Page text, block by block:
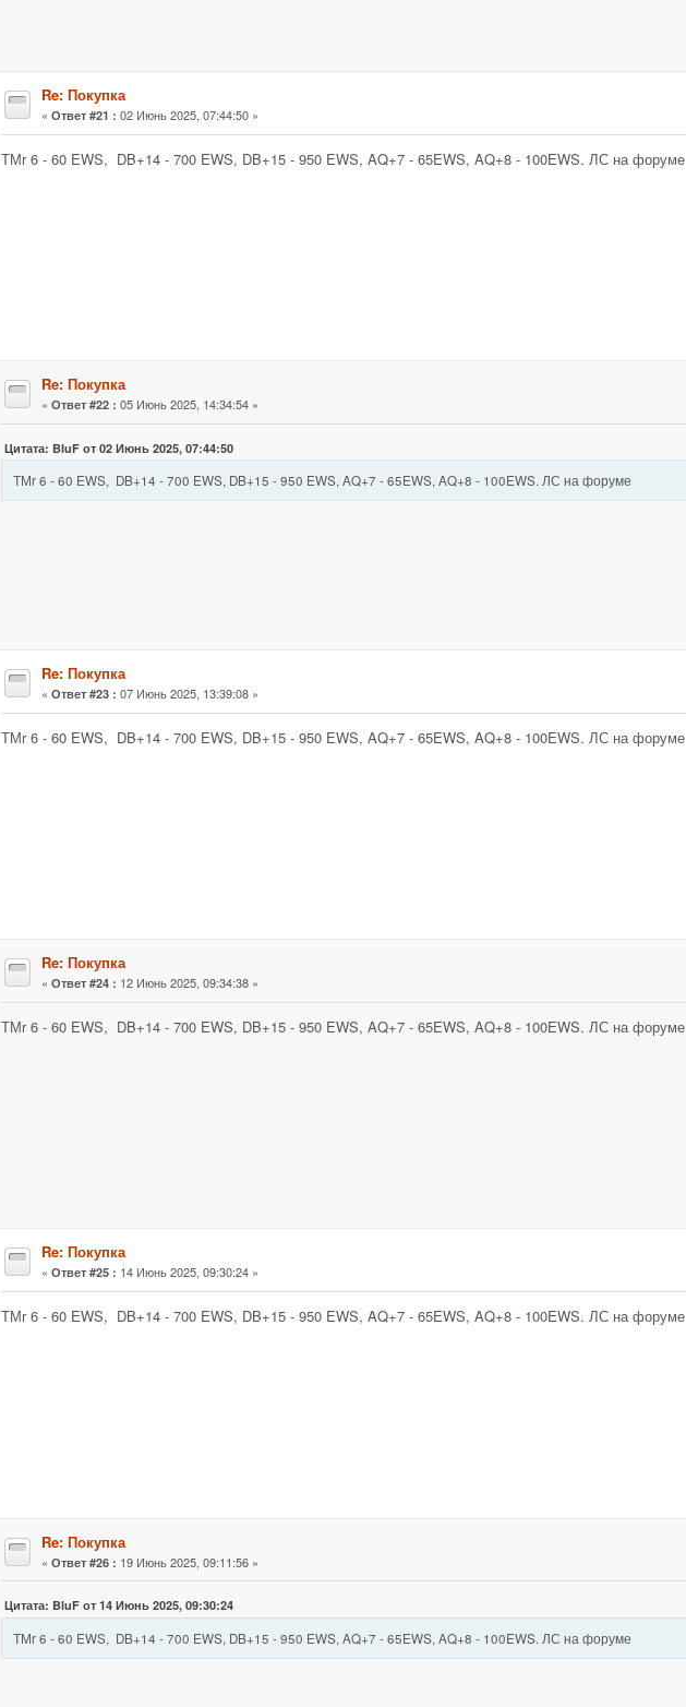
Re: Покупка
« Ответ #21 : 02 Июнь 2025, 07:44:50 »
ТМr 6 - 60 EWS, DB+14 - 700 EWS, DB+15 - 950 EWS, AQ+7 - 65EWS, AQ+8 - 100EWS. ЛС на форуме
Re: Покупка
« Ответ #22 : 05 Июнь 2025, 14:34:54 »
Цитата: BluF от 02 Июнь 2025, 07:44:50
ТМr 6 - 60 EWS, DB+14 - 700 EWS, DB+15 - 950 EWS, AQ+7 - 65EWS, AQ+8 - 100EWS. ЛС на форуме
Re: Покупка
« Ответ #23 : 07 Июнь 2025, 13:39:08 »
ТМr 6 - 60 EWS, DB+14 - 700 EWS, DB+15 - 950 EWS, AQ+7 - 65EWS, AQ+8 - 100EWS. ЛС на форуме
Re: Покупка
« Ответ #24 : 12 Июнь 2025, 09:34:38 »
ТМr 6 - 60 EWS, DB+14 - 700 EWS, DB+15 - 950 EWS, AQ+7 - 65EWS, AQ+8 - 100EWS. ЛС на форуме
Re: Покупка
« Ответ #25 : 14 Июнь 2025, 09:30:24 »
ТМr 6 - 60 EWS, DB+14 - 700 EWS, DB+15 - 950 EWS, AQ+7 - 65EWS, AQ+8 - 100EWS. ЛС на форуме
Re: Покупка
« Ответ #26 : 19 Июнь 2025, 09:11:56 »
Цитата: BluF от 14 Июнь 2025, 09:30:24
ТМr 6 - 60 EWS, DB+14 - 700 EWS, DB+15 - 950 EWS, AQ+7 - 65EWS, AQ+8 - 100EWS. ЛС на форуме